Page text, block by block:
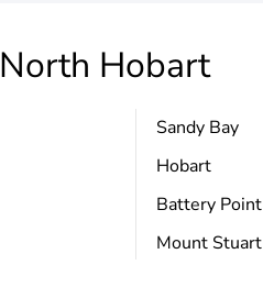
North Hobart
Sandy Bay
Hobart
Battery Point
Mount Stuart